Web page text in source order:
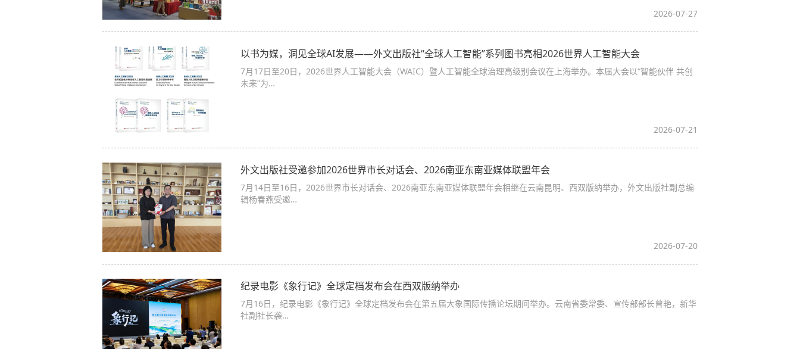
2026-07-27
以书为媒，洞见全球AI发展——外文出版社“全球人工智能”系列图书亮相2026世界人工智能大会
7月17日至20日，2026世界人工智能大会（WAIC）暨人工智能全球治理高级别会议在上海举办。本届大会以“智能伙伴 共创
未来”为…
2026-07-21
外文出版社受邀参加2026世界市长对话会、2026南亚东南亚媒体联盟年会
7月14日至16日，2026世界市长对话会、2026南亚东南亚媒体联盟年会相继在云南昆明、西双版纳举办，外文出版社副总编
辑杨春燕受邀…
2026-07-20
纪录电影《象行记》全球定档发布会在西双版纳举办
7月16日，纪录电影《象行记》全球定档发布会在第五届大象国际传播论坛期间举办。云南省委常委、宣传部部长曾艳，新华
社副社长袭…